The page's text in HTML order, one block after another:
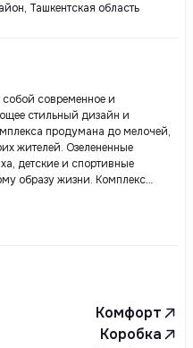
Ташкентская область
современное и
стильный дизайн и
продумана до мелочей,
жителей. Озелененные
детские и спортивные
образу жизни. Комплекс
такие как парковка, магазины
Комфорт
Коробка